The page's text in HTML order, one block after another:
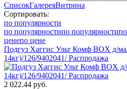
СписокГалереяВитрина
Сортировать:
по популярности
по популярностипо популярности
ценепо цене
Подгуз Хаггис Ульт Комф BOX д/
14кг)/126/9402041/ Распродажа
2 022.44 руб.